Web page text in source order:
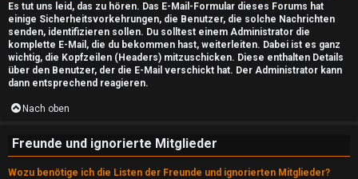
Es tut uns leid, das zu hören. Das E-Mail-Formular dieses Forums hat
einige Sicherheitsvorkehrungen, die Benutzer, die solche Nachrichten
senden, identifizieren sollen. Du solltest einem Administrator die
komplette E-Mail, die du bekommen hast, weiterleiten. Dabei ist es ganz
wichtig, die Kopfzeilen (Headers) mitzuschicken. Diese enthalten Details
über den Benutzer, der die E-Mail verschickt hat. Der Administrator kann
dann entsprechend reagieren.
Nach oben
Freunde und ignorierte Mitglieder
Wozu benötige ich die Listen der Freunde und ignorierten Mitglieder?
s
i
d
e
↳